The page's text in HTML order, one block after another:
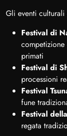
Gli eventi
Festival di
primati
Festival di
processioni
Festival
fune
Festival
regata